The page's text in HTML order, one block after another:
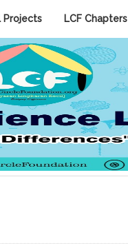
Projects LCF Chapters